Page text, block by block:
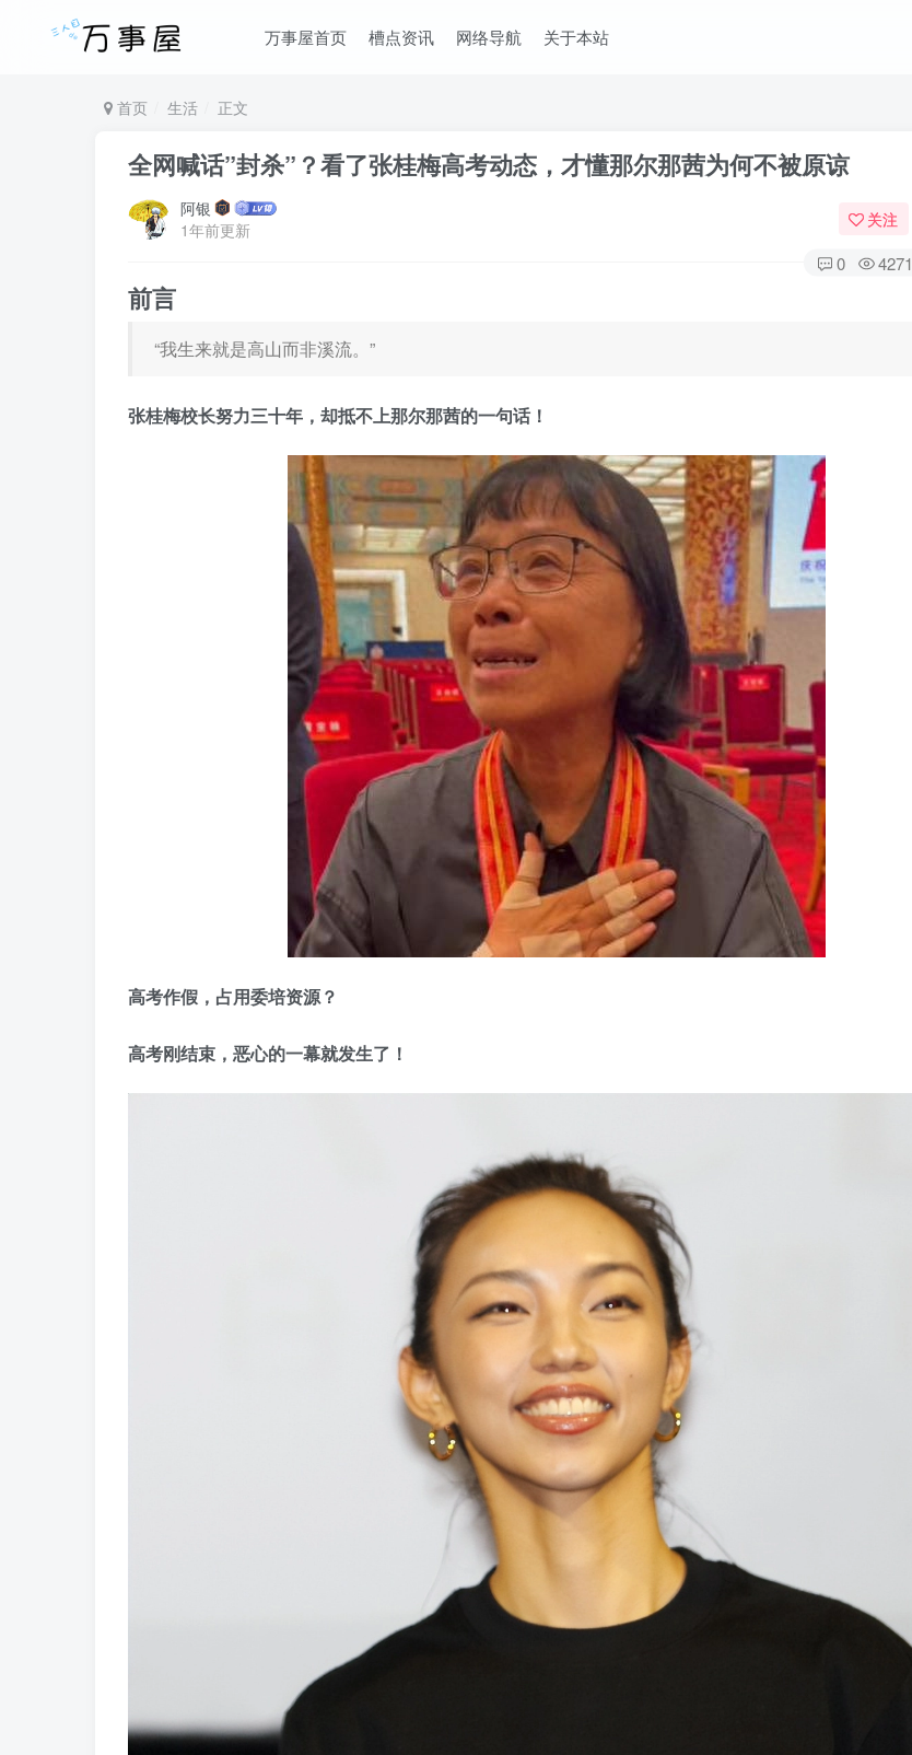
万事屋首页 槽点资讯 网络导航 关于本站
首页 生活 正文
全网喊话”封杀”？看了张桂梅高考动态，才懂那尔那茜为何不被原谅
阿银
1年前更新
关注
0 4271
前言
“我生来就是高山而非溪流。”
张桂梅校长努力三十年，却抵不上那尔那茜的一句话！
高考作假，占用委培资源？
高考刚结束，恶心的一幕就发生了！